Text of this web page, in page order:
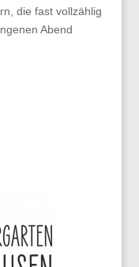
die fast vollzählig
Abend